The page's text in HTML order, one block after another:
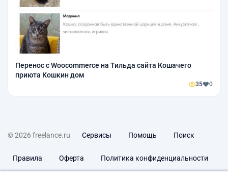
Перенос с Woocommerce на Тильда сайта Кошачего
приюта Кошкин дом
35 0
© 2026 freelance.ru Сервисы Помощь Поиск
Правила Оферта Политика конфиденциальности